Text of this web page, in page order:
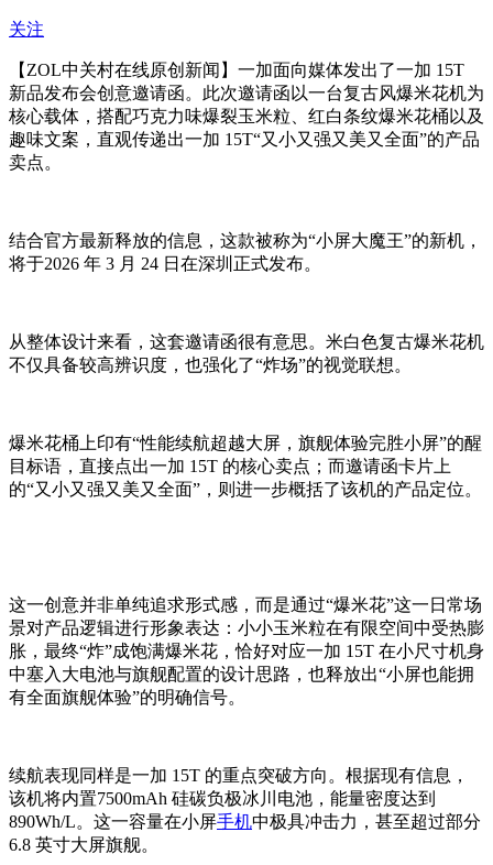
关注
【ZOL中关村在线原创新闻】一加面向媒体发出了一加 15T
新品发布会创意邀请函。此次邀请函以一台复古风爆米花机为
核心载体，搭配巧克力味爆裂玉米粒、红白条纹爆米花桶以及
趣味文案，直观传递出一加 15T“又小又强又美又全面”的产品
卖点。
结合官方最新释放的信息，这款被称为“小屏大魔王”的新机，
将于2026 年 3 月 24 日在深圳正式发布。
从整体设计来看，这套邀请函很有意思。米白色复古爆米花机
不仅具备较高辨识度，也强化了“炸场”的视觉联想。
爆米花桶上印有“性能续航超越大屏，旗舰体验完胜小屏”的醒
目标语，直接点出一加 15T 的核心卖点；而邀请函卡片上
的“又小又强又美又全面”，则进一步概括了该机的产品定位。
这一创意并非单纯追求形式感，而是通过“爆米花”这一日常场
景对产品逻辑进行形象表达：小小玉米粒在有限空间中受热膨
胀，最终“炸”成饱满爆米花，恰好对应一加 15T 在小尺寸机身
中塞入大电池与旗舰配置的设计思路，也释放出“小屏也能拥
有全面旗舰体验”的明确信号。
续航表现同样是一加 15T 的重点突破方向。根据现有信息，
该机将内置7500mAh 硅碳负极冰川电池，能量密度达到
890Wh/L。这一容量在小屏手机中极具冲击力，甚至超过部分
6.8 英寸大屏旗舰。